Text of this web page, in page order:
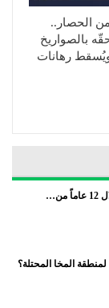
من الحصار..
بالصواريخ
رهانات
المخا المحتلة؟